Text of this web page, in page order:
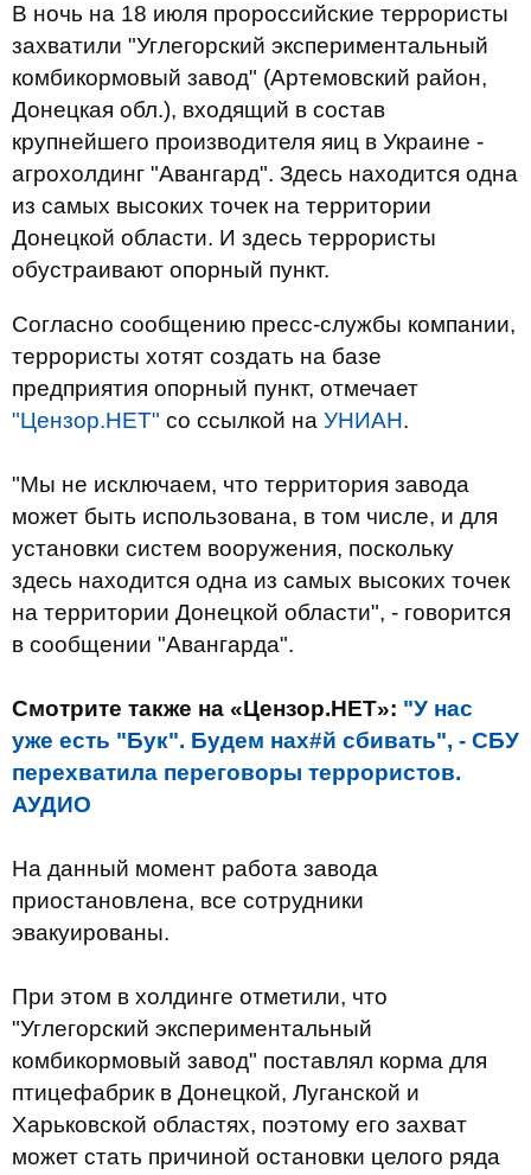
В ночь на 18 июля пророссийские террористы
захватили "Углегорский экспериментальный
комбикормовый завод" (Артемовский район,
Донецкая обл.), входящий в состав
крупнейшего производителя яиц в Украине -
агрохолдинг "Авангард". Здесь находится одна
из самых высоких точек на территории
Донецкой области. И здесь террористы
обустраивают опорный пункт.
Согласно сообщению пресс-службы компании,
террористы хотят создать на базе
предприятия опорный пункт, отмечает
"Цензор.НЕТ" со ссылкой на УНИАН.
"Мы не исключаем, что территория завода
может быть использована, в том числе, и для
установки систем вооружения, поскольку
здесь находится одна из самых высоких точек
на территории Донецкой области", - говорится
в сообщении "Авангарда".
Смотрите также на «Цензор.НЕТ»: "У нас
уже есть "Бук". Будем нах#й сбивать", - СБУ
перехватила переговоры террористов.
АУДИО
На данный момент работа завода
приостановлена, все сотрудники
эвакуированы.
При этом в холдинге отметили, что
"Углегорский экспериментальный
комбикормовый завод" поставлял корма для
птицефабрик в Донецкой, Луганской и
Харьковской областях, поэтому его захват
может стать причиной остановки целого ряда